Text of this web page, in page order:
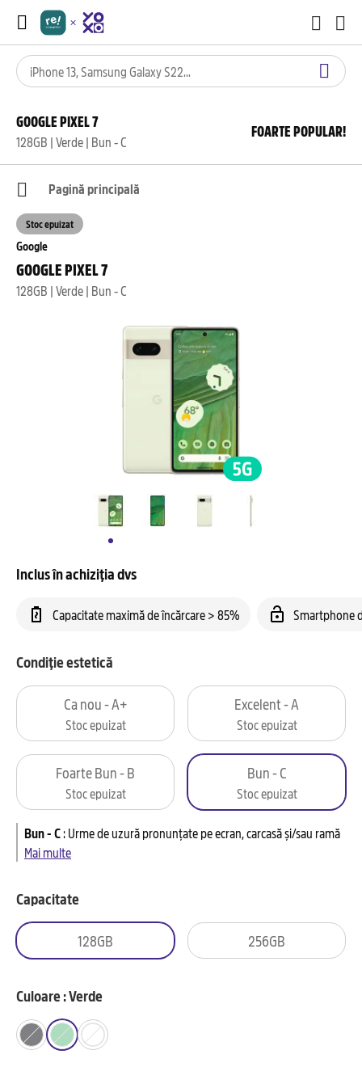
GOOGLE PIXEL 7
128GB | Verde | Bun - C
FOARTE POPULAR!
Pagină principală
Google
GOOGLE PIXEL 7
128GB | Verde | Bun - C
Stoc epuizat
Inclus în achiziția dvs
Capacitate maximă de încărcare > 85% Smartphone
Condiție estetică
Ca nou - A+
Stoc epuizat
Excelent - A
Stoc epuizat
Foarte Bun - B
Stoc epuizat
Bun - C
Stoc epuizat
Bun - C:Urme de uzură pronunțate pe ecran, carcasă și/sau ramă
Mai multe
Capacitate
128GB 256GB
Culoare : Verde